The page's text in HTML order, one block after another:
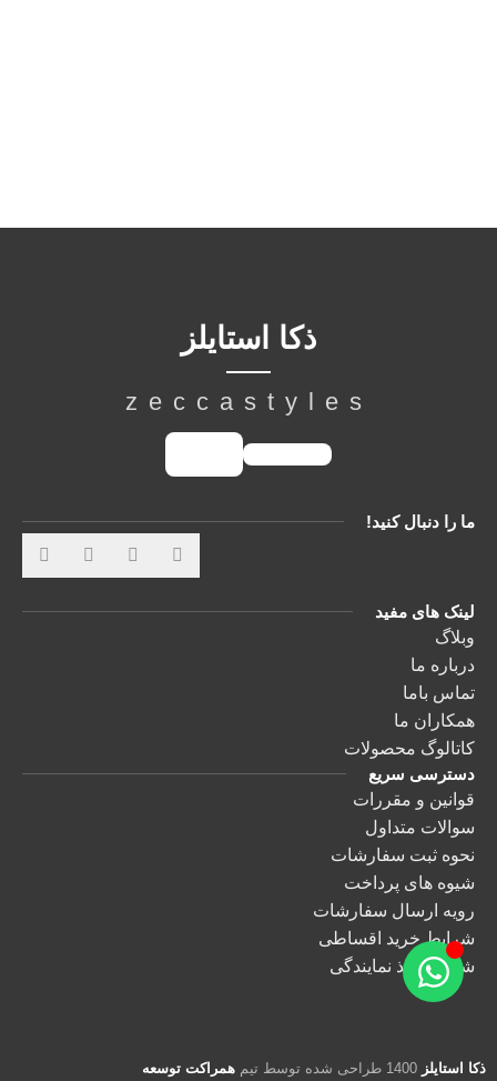
لینک های مفید
وبلاگ
درباره ما
تماس باما
همکاران ما
کاتالوگ محصولات
دسترسی سریع
قوانین و مقررات
سوالات متداول
نحوه ثبت سفارشات
شیوه های پرداخت
رویه ارسال سفارشات
شرایط خرید اقساطی
شرایط اخذ نمایندگی
ذکا استایلز
zeccastyles
ما را دنبال کنید!
ذکا استایلز 1400 طراحی شده توسط تیم همراکت توسعه